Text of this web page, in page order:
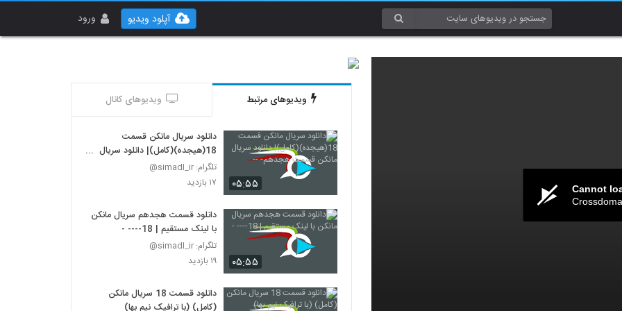
ورود آپلود ویدیو
Cannot
ویدیوهای مرتبط ویدیوهای کانال
۰۵:۵۵
دانلود سریال مانکن قسمت
18(هیجده)(کامل)| دانلود سریال
مانکن قسمت هجدهم- --
تلگرام: simadl_ir@
۱۷ بازدید
۰۵:۵۵
دانلود قسمت هجدهم سریال مانکن
با لینک مستقیم | 18---- -
تلگرام: simadl_ir@
۱۹ بازدید
دانلود قسمت 18 سریال مانکن
(کامل) (با ترافیک نیم بها)